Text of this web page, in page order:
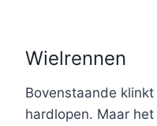
Wielrennen
Bovenstaande
hardlopen. Maar